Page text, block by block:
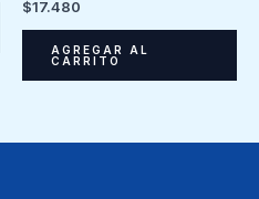
$17.480
AGREGAR AL
CARRITO